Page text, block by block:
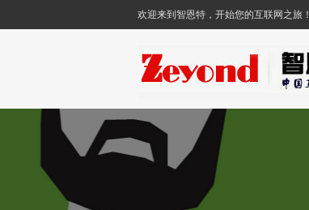
欢迎来到智恩特，开始您的互联网之旅！